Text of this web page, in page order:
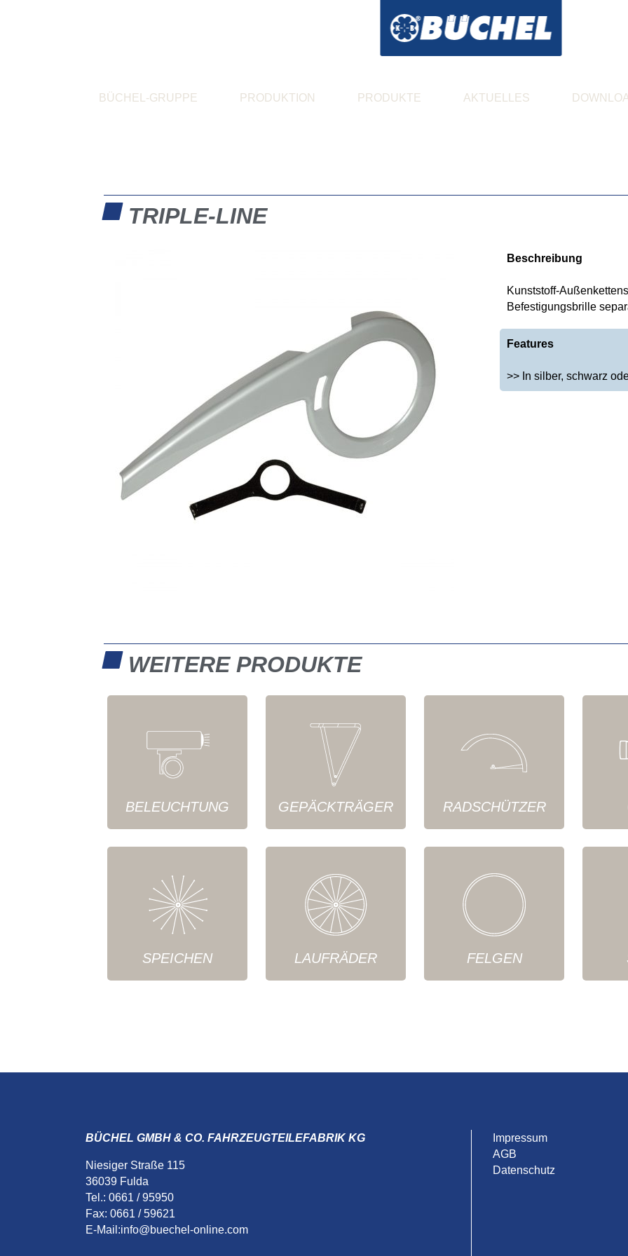
BÜCHEL-GRUPPE PRODUKTION PRODUKTE AKTUELLES
TRIPLE-LINE
Beschreibung
Kunststoff-
Befestigungsbrille
Features
>> In silber, schwarz
WEITERE PRODUKTE
BELEUCHTUNG GEPÄCKTRÄGER RADSCHÜTZER
SPEICHEN LAUFRÄDER FELGEN
BÜCHEL GMBH & CO. FAHRZEUGTEILEFABRIK KG
Niesiger Straße 115
36039 Fulda
Tel.: 0661 / 95950
Fax: 0661 / 59621
E-Mail:info@buechel-online.com
Impressum
AGB
Datenschutz